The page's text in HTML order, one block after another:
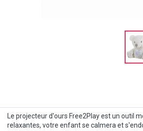
Le projecteur d'ours Free2Play est un outil
relaxantes, votre enfant se calmera et